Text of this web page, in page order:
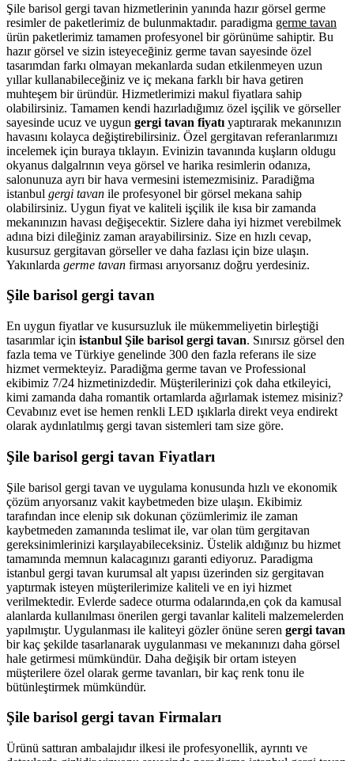
Şile barisol gergi tavan hizmetlerinin yanında hazır görsel germe
resimler de paketlerimiz de bulunmaktadır. paradigma germe tavan
ürün paketlerimiz tamamen profesyonel bir görünüme sahiptir. Bu
hazır görsel ve sizin isteyeceğiniz germe tavan sayesinde özel
tasarımdan farkı olmayan mekanlarda sudan etkilenmeyen uzun
yıllar kullanabileceğiniz ve iç mekana farklı bir hava getiren
muhteşem bir üründür. Hizmetlerimizi makul fiyatlara sahip
olabilirsiniz. Tamamen kendi hazırladığımız özel işçilik ve görseller
sayesinde ucuz ve uygun gergi tavan fiyatı yaptırarak mekanınızın
havasını kolayca değiştirebilirsiniz. Özel gergitavan referanlarımızı
incelemek için buraya tıklayın. Evinizin tavanında kuşların oldugu
okyanus dalgalrının veya görsel ve harika resimlerin odanıza,
salonunuza ayrı bir hava vermesini istemezmisiniz. Paradiğma
istanbul gergi tavan ile profesyonel bir görsel mekana sahip
olabilirsiniz. Uygun fiyat ve kaliteli işçilik ile kısa bir zamanda
mekanınızın havası değişecektir. Sizlere daha iyi hizmet verebilmek
adına bizi dileğiniz zaman arayabilirsiniz. Size en hızlı cevap,
kusursuz gergitavan görseller ve daha fazlası için bize ulaşın.
Yakınlarda germe tavan firması arıyorsanız doğru yerdesiniz.
Şile barisol gergi tavan
En uygun fiyatlar ve kusursuzluk ile mükemmeliyetin birleştiği
tasarımlar için istanbul Şile barisol gergi tavan. Sınırsız görsel den
fazla tema ve Türkiye genelinde 300 den fazla referans ile size
hizmet vermekteyiz. Paradiğma germe tavan ve Professional
ekibimiz 7/24 hizmetinizdedir. Müşterilerinizi çok daha etkileyici,
kimi zamanda daha romantik ortamlarda ağırlamak istemez misiniz?
Cevabınız evet ise hemen renkli LED ışıklarla direkt veya endirekt
olarak aydınlatılmış gergi tavan sistemleri tam size göre.
Şile barisol gergi tavan Fiyatları
Şile barisol gergi tavan ve uygulama konusunda hızlı ve ekonomik
çözüm arıyorsanız vakit kaybetmeden bize ulaşın. Ekibimiz
tarafından ince elenip sık dokunan çözümlerimiz ile zaman
kaybetmeden zamanında teslimat ile, var olan tüm gergitavan
gereksinimlerinizi karşılayabileceksiniz. Üstelik aldığınız bu hizmet
tamamında memnun kalacagınızı garanti ediyoruz. Paradigma
istanbul gergi tavan kurumsal alt yapısı üzerinden siz gergitavan
yaptırmak isteyen müşterilerimize kaliteli ve en iyi hizmet
verilmektedir. Evlerde sadece oturma odalarında,en çok da kamusal
alanlarda kullanılması önerilen gergi tavanlar kaliteli malzemelerden
yapılmıştır. Uygulanması ile kaliteyi gözler önüne seren gergi tavan
bir kaç şekilde tasarlanarak uygulanması ve mekanınızı daha görsel
hale getirmesi mümkündür. Daha değişik bir ortam isteyen
müşterilere özel olarak germe tavanları, bir kaç renk tonu ile
bütünleştirmek mümkündür.
Şile barisol gergi tavan Firmaları
Ürünü sattıran ambalajıdır ilkesi ile profesyonellik, ayrıntı ve